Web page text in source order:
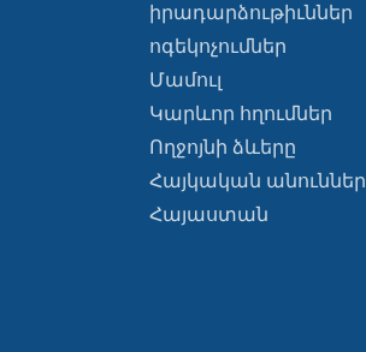
իրադարձութիւններ
ոգեկոչումներ
Մամուլ
Կարևոր հղումներ
Ողջոյնի ձևերը
Հայկական անուններ
Հայաստան